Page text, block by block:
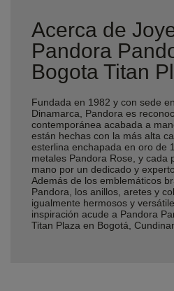
Acerca de
Pandora
Bogota Titan
Fundada en 1982 y con sede
Dinamarca, Pandora es
contemporánea acabada a
están hechas con la más alta
esterlina enchapada en oro de
metales Pandora Rose, y cada
mano por un dedicado y
Además de los emblemáticos
Pandora, los anillos, aretes y
igualmente hermosos y
inspiración acude a Pandora
Titan Plaza en Bogotá,